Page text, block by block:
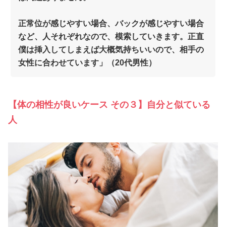
正常位が感じやすい場合、バックが感じやすい場合
など、人それぞれなので、模索していきます。正直
僕は挿入してしまえば大概気持ちいいので、相手の
女性に合わせています」（20代男性）
【体の相性が良いケース その３】自分と似ている
人